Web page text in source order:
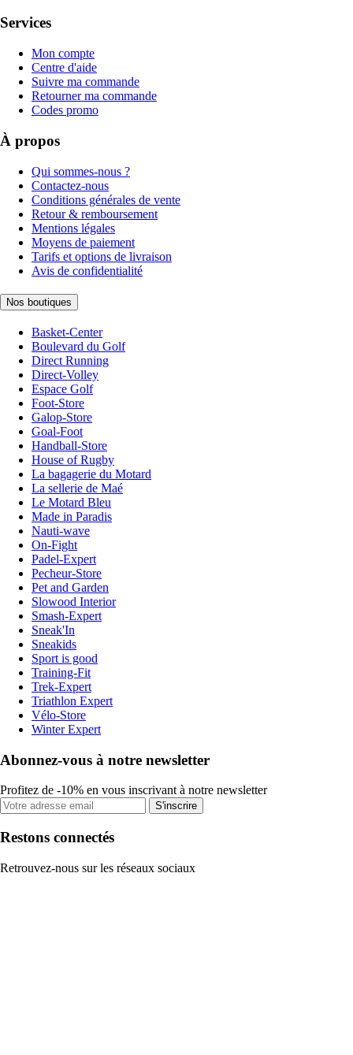
Services
Mon compte
Centre d'aide
Suivre ma commande
Retourner ma commande
Codes promo
À propos
Qui sommes-nous ?
Contactez-nous
Conditions générales de vente
Retour & remboursement
Mentions légales
Moyens de paiement
Tarifs et options de livraison
Avis de confidentialité
Nos boutiques
Basket-Center
Boulevard du Golf
Direct Running
Direct-Volley
Espace Golf
Foot-Store
Galop-Store
Goal-Foot
Handball-Store
House of Rugby
La bagagerie du Motard
La sellerie de Maé
Le Motard Bleu
Made in Paradis
Nauti-wave
On-Fight
Padel-Expert
Pecheur-Store
Pet and Garden
Slowood Interior
Smash-Expert
Sneak'In
Sneakids
Sport is good
Training-Fit
Trek-Expert
Triathlon Expert
Vélo-Store
Winter Expert
Abonnez-vous à notre newsletter
Profitez de -10% en vous inscrivant à notre newsletter
S'inscrire
Restons connectés
Retrouvez-nous sur les réseaux sociaux